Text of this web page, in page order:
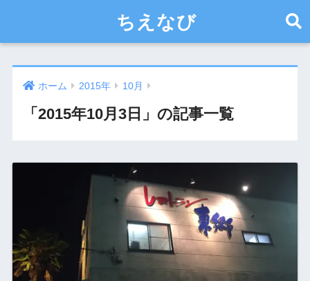
ちえなび
ホーム 2015年 10月
「2015年10月3日」の記事一覧